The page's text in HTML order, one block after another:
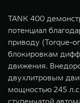
WEY 80
Масштаб
от 6 449 000 ₽
TANK 400
потенциал
приводу (Torque-
блокировкам
движения.
двухлитровым
мощностью 245
ступенчатой